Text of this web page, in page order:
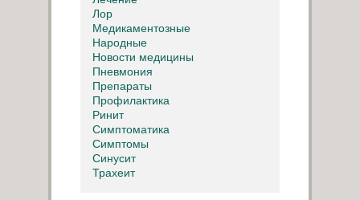
Лор
Медикаментозные
Народные
Новости медицины
Пневмония
Препараты
Профилактика
Ринит
Симптоматика
Симптомы
Синусит
Трахеит